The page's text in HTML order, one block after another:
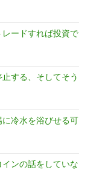
ードすれば投資で
する、そしてそう
冷水を浴びせる可
ンの話をしていな